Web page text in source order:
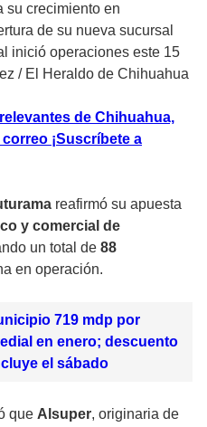
su crecimiento en
de su nueva sucursal
inició operaciones este 15
/ El Heraldo de Chihuahua
de Chihuahua,
¡Suscríbete a
reafirmó su apuesta
y comercial de
un total de 88
en operación.
719 mdp por
en enero; descuento
el sábado
que Alsuper, originaria de